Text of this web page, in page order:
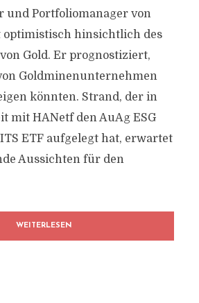
und Portfoliomanager von
optimistisch hinsichtlich des
Gold. Er prognostiziert,
Goldminenunternehmen
könnten. Strand, der in
mit HANetf den AuAg ESG
ETF aufgelegt hat, erwartet
Aussichten für den
WEITERLESEN